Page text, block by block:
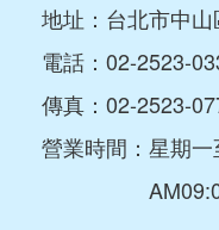
地址：台北市中
電話： 02-2523-
傳真：02-2523-
營業時間：星期